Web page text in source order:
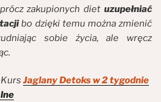
zakupionych dietuzupełniać
bo dzięki temu można zmienić
sobie życia, ale wręcz
Kurs Jaglany Detoks w 2 tygodnie